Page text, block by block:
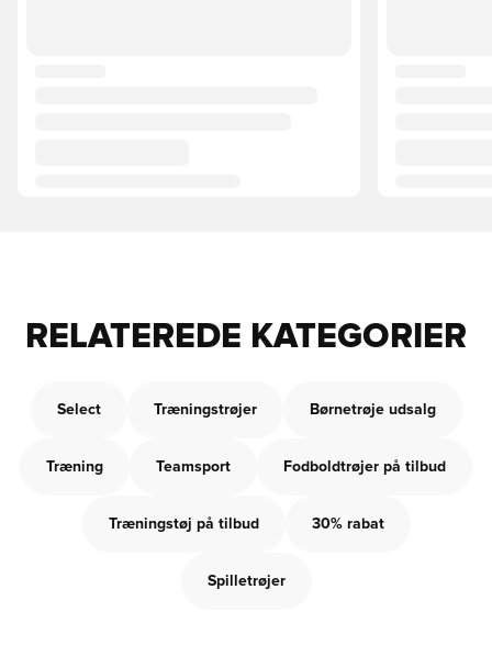
RELATEREDE KATEGORIER
Select Træningstrøjer Børnetrøje udsalg
Træning Teamsport Fodboldtrøjer på tilbud
Træningstøj på tilbud 30% rabat
Spilletrøjer